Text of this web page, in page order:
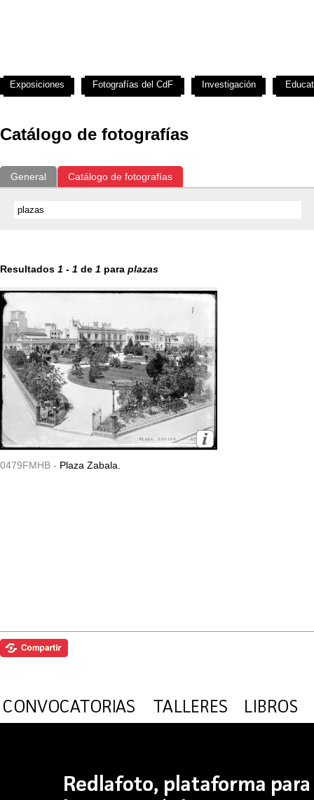
Catálogo de fotografías
General Catálogo de fotografías
Resultados 1 - 1 de 1 para plazas
0479FMHB - Plaza Zabala.
Exposiciones Fotografías del CdF Investigación